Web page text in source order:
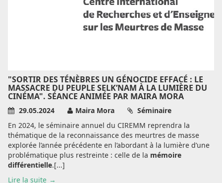
"SORTIR DES TÉNÈBRES UN GÉNOCIDE EFFACÉ : LE
MASSACRE DU PEUPLE SELK’NAM À LA LUMIÈRE DU
CINÉMA". SÉANCE ANIMÉE PAR MAIRA MORA
29.05.2024 Maira Mora
Séminaire
En 2024, le séminaire annuel du CIREMM reprendra la
thématique de la reconnaissance des meurtres de masse
explorée l’année précédente en l’abordant à la lumière d’une
problématique plus restreinte : celle de la mémoire
différentielle.[...]
Lire la suite